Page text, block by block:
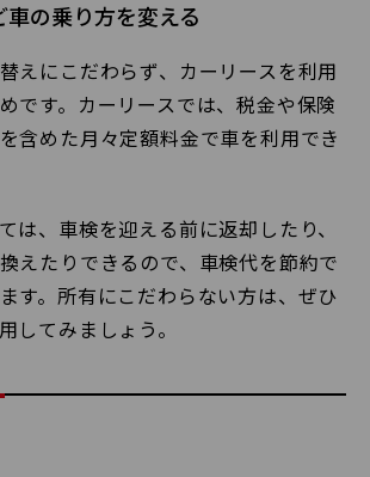
車の乗り方を変える
えにこだわらず、カーリースを利用
です。カーリースでは、税金や保険
含めた月々定額料金で車を利用でき
は、車検を迎える前に返却したり、
えたりできるので、車検代を節約で
す。所有にこだわらない方は、ぜひ
してみましょう。